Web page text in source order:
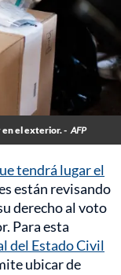
en el exterior. - AFP
tendrá lugar el
están revisando
derecho al voto
Para esta
del Estado Civil
ubicar de